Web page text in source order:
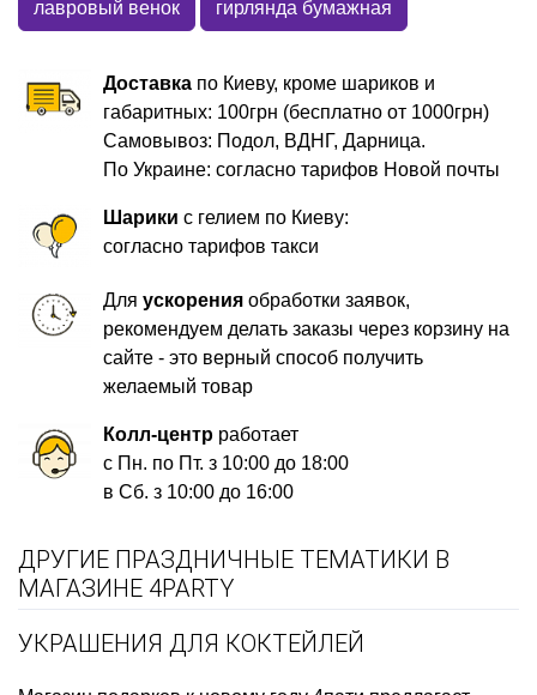
лавровый венок гирлянда бумажная
Доставка по Киеву, кроме шариков и
габаритных: 100грн (бесплатно от 1000грн)
Самовывоз: Подол, ВДНГ, Дарница.
По Украине: согласно тарифов Новой почты
Шарики с гелием по Киеву:
согласно тарифов такси
Дляускорения обработки заявок,
рекомендуем делать заказы через корзину на
сайте - это верный способ получить
желаемый товар
Колл-центр работает
с Пн. по Пт. з 10:00 до 18:00
в Сб. з 10:00 до 16:00
ДРУГИЕ ПРАЗДНИЧНЫЕ ТЕМАТИКИ В
МАГАЗИНЕ 4PARTY
УКРАШЕНИЯ ДЛЯ КОКТЕЙЛЕЙ